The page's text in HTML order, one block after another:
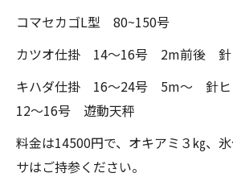
コマセカゴL型 80~150号
カツオ仕掛 14～16号 2m前後 針
キハダ仕掛 16～24号 5m～ 針ヒ
12～16号 遊動天秤
料金は14500円で、オキアミ３㎏、
サはご持参ください。